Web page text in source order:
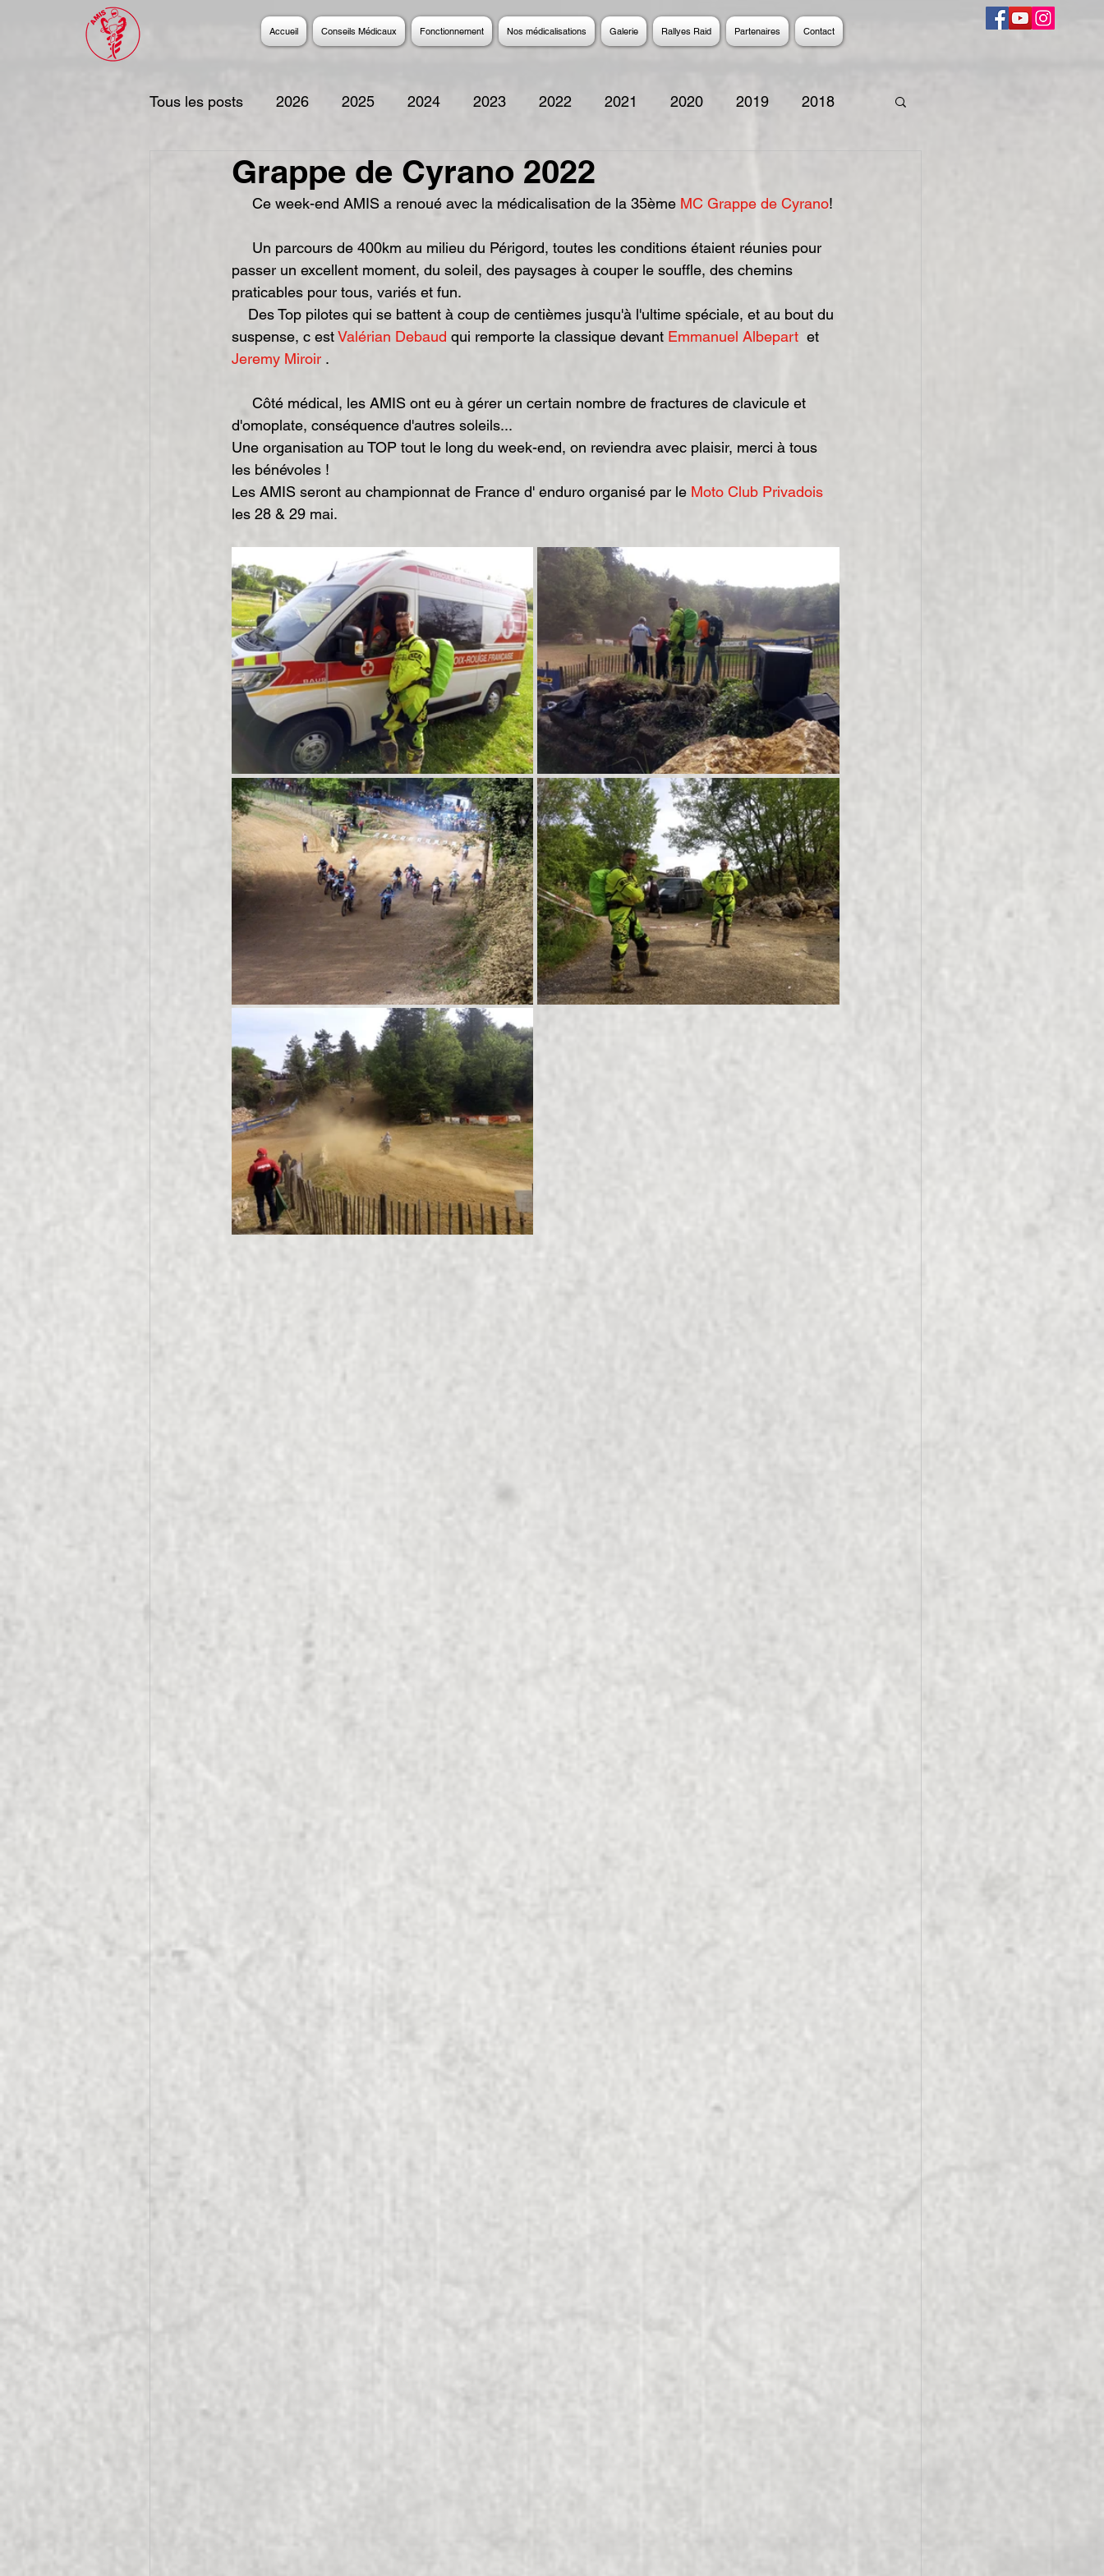
Accueil Conseils Médicaux Fonctionnement Nos médicalisations Galerie Rallyes Raid Partenaires Contact
Tous les posts 2026 2025 2024 2023 2022 2021 2020 2019 2018
2016 2015 2014 2013 2012 2011
Grappe de Cyrano 2022
     Ce week-end AMIS a renoué avec la médicalisation de la 35ème
MC Grappe de Cyrano!
passer un excellent moment, du soleil, des paysages à couper le souffle, des chemins
praticables pour tous, variés et fun.
suspense, c est Valérian Debaud qui remporte la classique devant Emmanuel Albepart
  et
Jeremy Miroir .
d'omoplate, conséquence d'autres soleils...
Une organisation au TOP tout le long du week-end, on reviendra avec plaisir, merci à tous
les bénévoles !
Les AMIS seront au championnat de France d' enduro organisé par le Moto Club Privadois
les 28 & 29 mai.